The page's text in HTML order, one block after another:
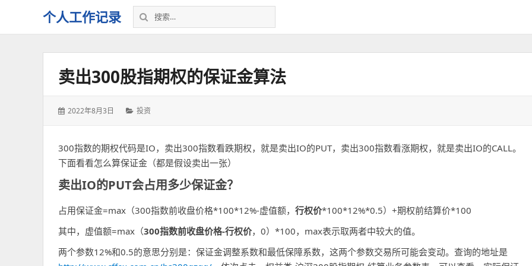
个人工作记录
搜
索：
卖出300股指期权的保证金算法
发
2022年8月3日
分
投资
300指数的期权代码是IO，卖出300指数看跌期权，就是卖出IO的PUT，卖出300指数看涨期权，就是卖出IO的CALL。
下面看看怎么算保证金（都是假设卖出一张）
卖出IO的PUT会占用多少保证金？
占用保证金=max（300指数前收盘价格*100*12%-虚值额， 行权价*100*12%*0.5）+期权前结算价*100
其中，虚值额=max（300指数前收盘价格-行权价，0）*100，max表示取两者中较大的值。
两个参数12%和0.5的意思分别是：保证金调整系数和最低保障系数，这两个参数交易所可能会变动。查询的地址是